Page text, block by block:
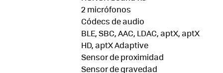
2 micrófonos
Códecs de audio
BLE, SBC, AAC, LDAC, aptX, aptX
HD, aptX Adaptive
Sensor de proximidad
Sensor de gravedad